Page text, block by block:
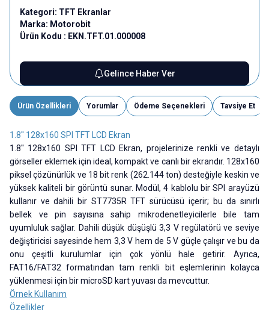
Kategori: TFT Ekranlar
Marka: Motorobit
Ürün Kodu : EKN.TFT.01.000008
Gelince Haber Ver
Ürün Özellikleri Yorumlar Ödeme Seçenekleri Tavsiye Et
1.8'' 128x160 SPI TFT LCD Ekran
1.8'' 128x160 SPI TFT LCD Ekran, projelerinize renkli ve detaylı
görseller eklemek için ideal, kompakt ve canlı bir ekrandır. 128x160
piksel çözünürlük ve 18 bit renk (262.144 ton) desteğiyle keskin ve
yüksek kaliteli bir görüntü sunar. Modül, 4 kablolu bir SPI arayüzü
kullanır ve dahili bir ST7735R TFT sürücüsü içerir; bu da sınırlı
bellek ve pin sayısına sahip mikrodenetleyicilerle bile tam
uyumluluk sağlar. Dahili düşük düşüşlü 3,3 V regülatörü ve seviye
değiştiricisi sayesinde hem 3,3 V hem de 5 V güçle çalışır ve bu da
onu çeşitli kurulumlar için çok yönlü hale getirir. Ayrıca,
FAT16/FAT32 formatından tam renkli bit eşlemlerinin kolayca
yüklenmesi için bir microSD kart yuvası da mevcuttur.
Örnek Kullanım
Özellikler